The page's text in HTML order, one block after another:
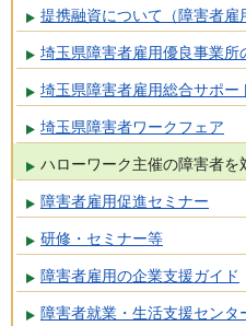
提携融資について（障害者雇
埼玉県障害者雇用優良事業所
埼玉県障害者雇用総合サポー
埼玉県障害者ワークフェア
ハローワーク主催の障害者を
障害者雇用促進セミナー
研修・セミナー等
障害者雇用の企業支援ガイド
障害者就業・生活支援センタ